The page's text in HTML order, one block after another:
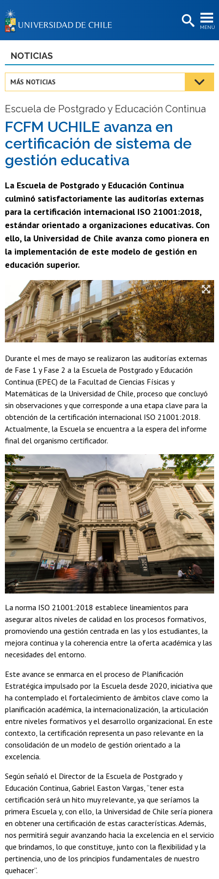
MENÚ
BIBLIOTECAS
Estudiantes
Académicas/os
Funcionarias/os
Egresadas/os
NOTICIAS
MÁS NOTICIAS
Escuela de Postgrado y Educación Continua
FCFM UCHILE avanza en
certificación de sistema de
gestión educativa
La Escuela de Postgrado y Educación Continua
culminó satisfactoriamente las auditorías externas
para la certificación internacional ISO 21001:2018,
estándar orientado a organizaciones educativas. Con
ello, la Universidad de Chile avanza como pionera en
la implementación de este modelo de gestión en
educación superior.
Durante el mes de mayo se realizaron las auditorías externas
de Fase 1 y Fase 2 a la Escuela de Postgrado y Educación
Continua (EPEC) de la Facultad de Ciencias Físicas y
Matemáticas de la Universidad de Chile, proceso que concluyó
sin observaciones y que corresponde a una etapa clave para la
obtención de la certificación internacional ISO 21001:2018.
Actualmente, la Escuela se encuentra a la espera del informe
final del organismo certificador.
La norma ISO 21001:2018 establece lineamientos para
asegurar altos niveles de calidad en los procesos formativos,
promoviendo una gestión centrada en las y los estudiantes, la
mejora continua y la coherencia entre la oferta académica y las
necesidades del entorno.
Este avance se enmarca en el proceso de Planificación
Estratégica impulsado por la Escuela desde 2020, iniciativa que
ha contemplado el fortalecimiento de ámbitos clave como la
planificación académica, la internacionalización, la articulación
entre niveles formativos y el desarrollo organizacional. En este
contexto, la certificación representa un paso relevante en la
consolidación de un modelo de gestión orientado a la
excelencia.
Según señaló el Director de la Escuela de Postgrado y
Educación Continua, Gabriel Easton Vargas, “tener esta
certificación será un hito muy relevante, ya que seríamos la
primera Escuela y, con ello, la Universidad de Chile sería pionera
en obtener una certificación de estas características. Además,
nos permitirá seguir avanzando hacia la excelencia en el servicio
que brindamos, lo que constituye, junto con la flexibilidad y la
pertinencia, uno de los principios fundamentales de nuestro
quehacer”.